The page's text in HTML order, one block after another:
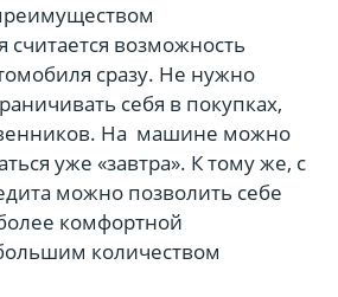
считается возможность
сразу. Не нужно
себя в покупках,
На машине можно
уже «завтра». К тому же, с
можно позволить себе
комфортной
количеством